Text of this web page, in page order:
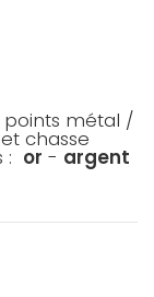
points métal /
chasse
: or - argent